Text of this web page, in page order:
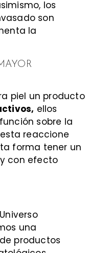
los
son
la
piel un producto
ellos
sobre la
reaccione
forma tener un
con efecto
una
productos